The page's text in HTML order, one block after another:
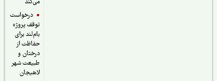
درخواست
توقف پروژه
بام‌لند برای
حفاظت از
درختان و
طبیعت شهر
لاهیجان